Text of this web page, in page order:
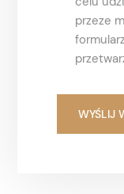
przeze